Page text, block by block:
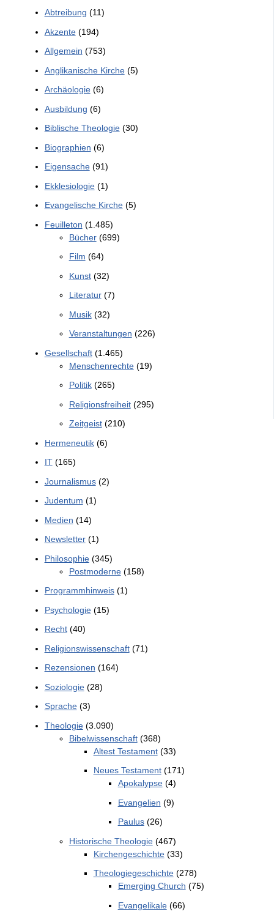
Abtreibung (11)
Akzente(194)
Allgemein (753)
Anglikanische Kirche(5)
Archäologie(6)
Ausbildung (6)
Biblische Theologie(30)
Biographien (6)
Eigensache(91)
Ekklesiologie(1)
Evangelische Kirche(5)
Feuilleton (1.485)
Bücher(699)
Film (64)
Kunst(32)
Literatur(7)
Musik(32)
Veranstaltungen (226)
Gesellschaft(1.465)
Menschenrechte(19)
Politik(265)
Religionsfreiheit(295)
Zeitgeist(210)
Hermeneutik(6)
IT(165)
Journalismus(2)
Judentum (1)
Medien (14)
Newsletter(1)
Philosophie(345)
Postmoderne(158)
Programmhinweis(1)
Psychologie(15)
Recht(40)
Religionswissenschaft(71)
Rezensionen (164)
Soziologie(28)
Sprache(3)
Theologie(3.090)
Bibelwissenschaft(368)
Altest Testament(33)
Neues Testament(171)
Apokalypse(4)
Evangelien (9)
Paulus(26)
Historische Theologie(467)
Kirchengeschichte(33)
Theologiegeschichte(278)
Emerging Church (75)
Evangelikale(66)